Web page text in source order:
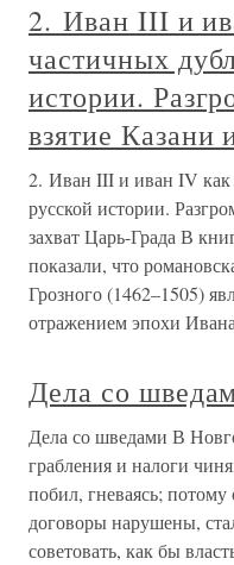
2. Иван III и
частичных
истории.
взятие Казани
2. Иван III и иван IV как
русской истории.
захват Царь-Града В
показали, что
Грозного (1462–1505)
отражением эпохи
Дела со
Дела со шведами В
грабления и налоги
побил, гневаясь;
договоры нарушены,
советовать, как бы